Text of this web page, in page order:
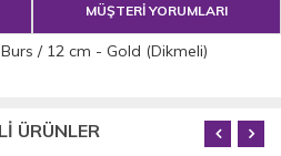
MÜŞTERİ YORUMLARI
/ 12 cm - Gold (Dikmeli)
ÜRÜNLER